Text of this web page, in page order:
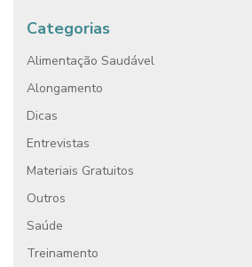
Categorias
Alimentação Saudável
Alongamento
Dicas
Entrevistas
Materiais Gratuitos
Outros
Saúde
Treinamento